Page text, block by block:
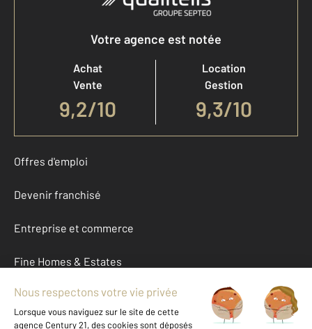
Votre agence est notée
Achat
Vente
9,2/10
Location
Gestion
9,3/10
Offres d'emploi
Devenir franchisé
Entreprise et commerce
Fine Homes & Estates
À propos